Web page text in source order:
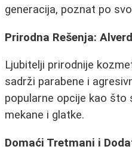
generacija, poznat po
Prirodna Rešenja:
Ljubitelji prirodnije
sadrži parabene i
popularne opcije kao što
mekane i glatke.
Domaći Tretmani i